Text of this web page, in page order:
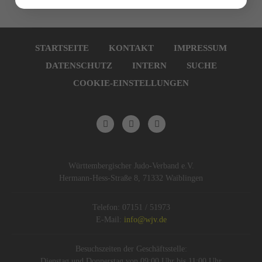
überspringenSTARTSEITE KONTAKT
IMPRESSUM
DATENSCHUTZ
INTERN
SUCHE
COOKIE-EINSTELLUNGEN
Württembergischer Judo-Verband e.V.
Hermann-Hess-Straße 8, 71332 Waiblingen
Telefon: 07151 / 51973
E-Mail: info@wjv.de
Besuchszeiten der Geschäftsstelle: